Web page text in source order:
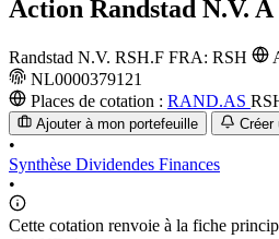
Action Randstad N.V. A
Randstad N.V. RSH.F FRA: RSH
NL0000379121
Places de cotation : RAND.AS
Ajouter à mon portefeuille Créer
•
Synthèse Dividendes Finances
•
Cette cotation renvoie à la fiche